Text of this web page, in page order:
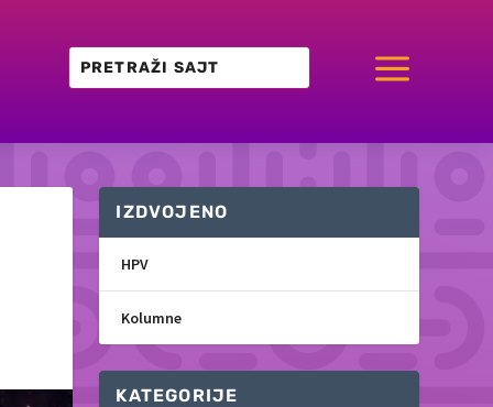
a
IZDVOJENO
HPV
Kolumne
KATEGORIJE